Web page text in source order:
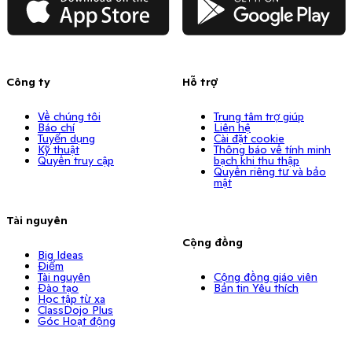
Công ty
Về chúng tôi
Báo chí
Tuyển dụng
Kỹ thuật
Quyền truy cập
Tài nguyên
Big Ideas
Điểm
Tài nguyên
Đào tạo
Học tập từ xa
ClassDojo Plus
Góc Hoạt động
Hỗ trợ
Trung tâm trợ giúp
Liên hệ
Cài đặt cookie
Thông báo về tính minh
bạch khi thu thập
Quyền riêng tư và bảo
mật
Cộng đồng
Cộng đồng giáo viên
Bản tin Yêu thích